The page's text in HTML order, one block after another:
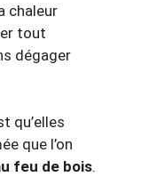
chaleur
tout
dégager
qu’elles
que l’on
feu de bois.